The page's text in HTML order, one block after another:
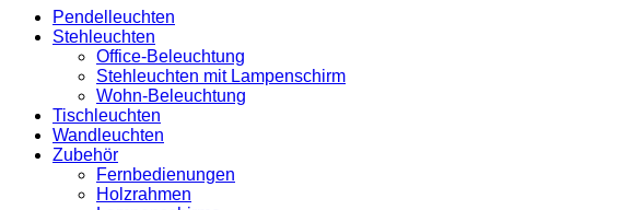
Pendelleuchten
Stehleuchten
Office-Beleuchtung
Stehleuchten mit Lampenschirm
Wohn-Beleuchtung
Tischleuchten
Wandleuchten
Zubehör
Fernbedienungen
Holzrahmen